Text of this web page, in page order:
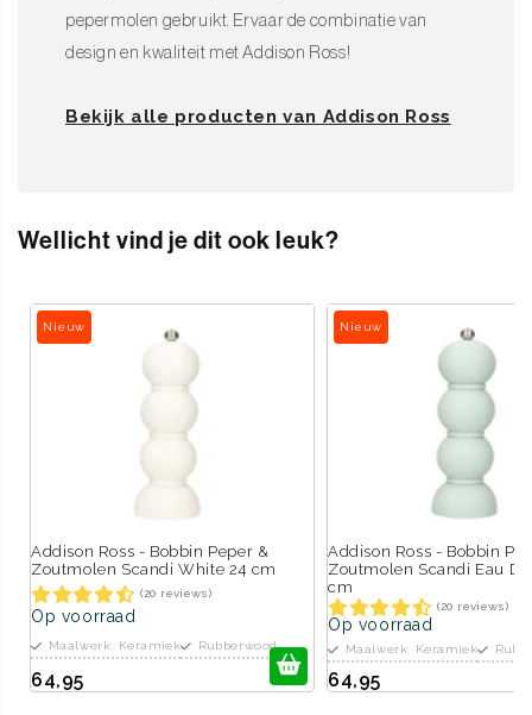
pepermolen gebruikt. Ervaar de combinatie van
design en kwaliteit met Addison Ross!
Bekijk alle producten van Addison Ross
Wellicht vind je dit ook leuk?
Nieuw
Addison Ross - Bobbin Peper &
Zoutmolen Scandi White 24 cm
(20 reviews)
Op voorraad
Maalwerk: Keramiek Rubberwood
64,95
Nieuw
Addison Ross - Bobbin
Zoutmolen Scandi Eau
cm
(20 reviews)
Op voorraad
Maalwerk: Keramiek
64,95